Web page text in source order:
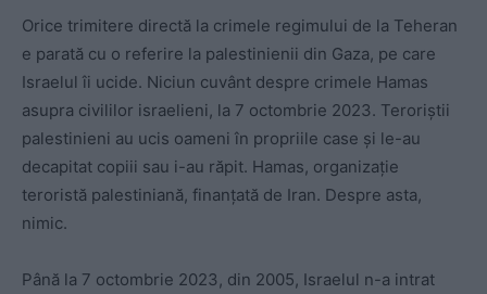
Orice trimitere directă la crimele regimului de la Teheran
e parată cu o referire la palestinienii din Gaza, pe care
Israelul îi ucide. Niciun cuvânt despre crimele Hamas
asupra civililor israelieni, la 7 octombrie 2023. Teroriștii
palestinieni au ucis oameni în propriile case și le-au
decapitat copiii sau i-au răpit. Hamas, organizație
teroristă palestiniană, finanțată de Iran. Despre asta,
nimic.
Până la 7 octombrie 2023, din 2005, Israelul n-a intrat